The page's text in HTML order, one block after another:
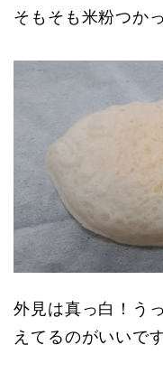
そもそも米粉つか
外見は真っ白！う
えてるのがいいで